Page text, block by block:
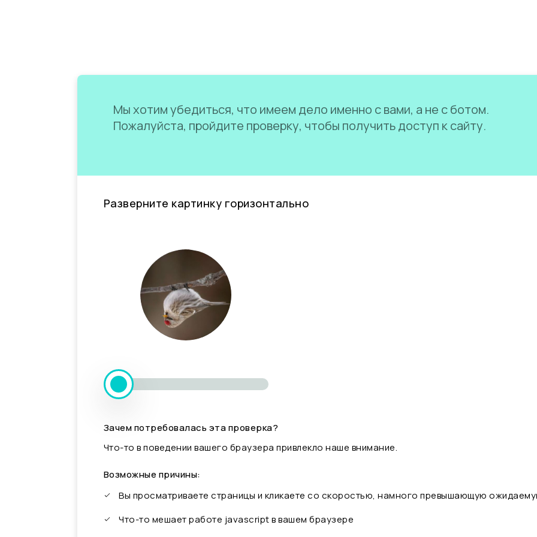
Мы хотим убедиться, что имеем дело именно с вами, а не с ботом.
Пожалуйста, пройдите проверку, чтобы получить доступ к сайту.
Разверните картинку горизонтально
Зачем потребовалась эта проверка?
Что-то в поведении вашего браузера привлекло наше внимание.
Возможные причины:
Вы просматриваете страницы и кликаете со скоростью, намного превышающую
Что-то мешает работе javascript в вашем браузере